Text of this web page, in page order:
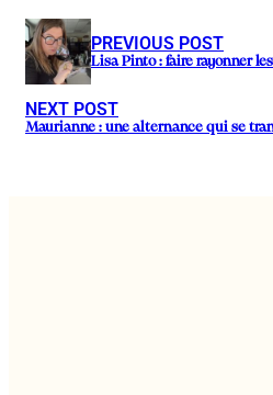
PREVIOUS POST
NEXT POST